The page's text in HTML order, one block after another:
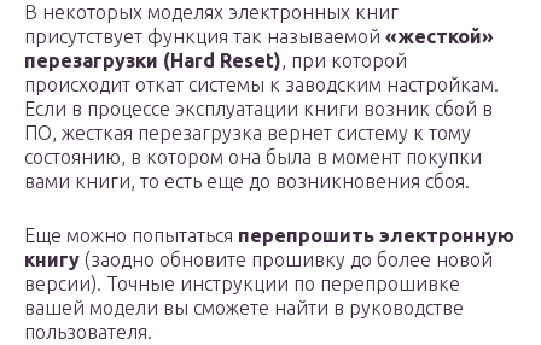
В некоторых моделях электронных книг
присутствует функция так называемой «жесткой»
перезагрузки (Hard Reset), при которой
происходит откат системы к заводским настройкам.
Если в процессе эксплуатации книги возник сбой в
ПО, жесткая перезагрузка вернет систему к тому
состоянию, в котором она была в момент покупки
вами книги, то есть еще до возникновения сбоя.
Еще можно попытаться перепрошить электронную
книгу (заодно обновите прошивку до более новой
версии). Точные инструкции по перепрошивке
вашей модели вы сможете найти в руководстве
пользователя.